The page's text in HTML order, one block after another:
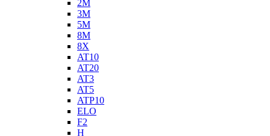
2M
3M
5M
8M
8X
AT10
AT20
AT3
AT5
ATP10
ELO
F2
H